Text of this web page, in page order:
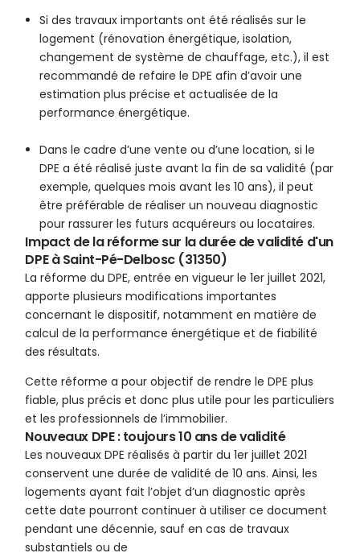
Si des travaux importants ont été réalisés sur le
logement (rénovation énergétique, isolation,
changement de système de chauffage, etc.), il est
recommandé de refaire le DPE afin d’avoir une
estimation plus précise et actualisée de la
performance énergétique.
Dans le cadre d’une vente ou d’une location, si le
DPE a été réalisé juste avant la fin de sa validité (par
exemple, quelques mois avant les 10 ans), il peut
être préférable de réaliser un nouveau diagnostic
pour rassurer les futurs acquéreurs ou locataires.
Impact de la réforme sur la durée de validité d'un
DPE à Saint-Pé-Delbosc (31350)
La réforme du DPE, entrée en vigueur le 1er juillet 2021,
apporte plusieurs modifications importantes
concernant le dispositif, notamment en matière de
calcul de la performance énergétique et de fiabilité
des résultats.
Cette réforme a pour objectif de rendre le DPE plus
fiable, plus précis et donc plus utile pour les particuliers
et les professionnels de l’immobilier.
Nouveaux DPE : toujours 10 ans de validité
Les nouveaux DPE réalisés à partir du 1er juillet 2021
conservent une durée de validité de 10 ans. Ainsi, les
logements ayant fait l’objet d’un diagnostic après
cette date pourront continuer à utiliser ce document
pendant une décennie, sauf en cas de travaux
substantiels ou de